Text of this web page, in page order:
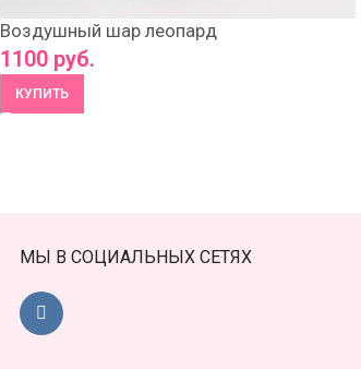
Воздушный шар леопард
1100 руб.
КУПИТЬ
МЫ В СОЦИАЛЬНЫХ СЕТЯХ